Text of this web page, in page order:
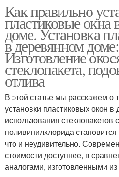
Как правильно
пластиковые окна
доме. Установка
в деревянном
Изготовление
стеклопакета,
отлива
В этой статье мы расскажем о
установки пластиковых окон
использования стеклопакетов
поливинилхлорида
что и неудивительно.
стоимости доступнее, в
аналогами, изготовленными